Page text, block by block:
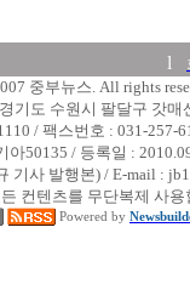
l
중부뉴스. All rights
기도 수원시 팔달구 갓
/ 팩스번호 : 031-257-
아50135 / 등록일 :
기사 발행본) / E-mail :
컨텐츠를 무단복제 사
Powered by